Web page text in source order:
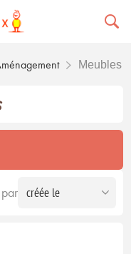
Meubles